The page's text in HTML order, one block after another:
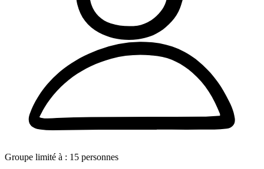
Groupe limité à : 15 personnes